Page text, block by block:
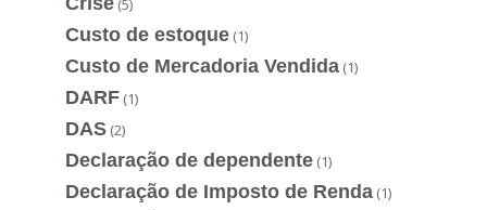
(5)
Custo de estoque (1)
Custo de Mercadoria Vendida (1)
DARF (1)
DAS (2)
Declaração de dependente (1)
Declaração de Imposto de Renda (1)